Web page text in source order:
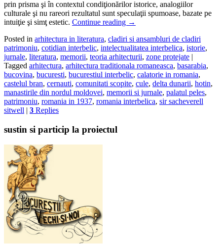
prin prisma şi în contextul condiţionărilor istorice, analogiilor
culturale şi nu rareori rezultatul sunt speculaţii spumoase, bazate pe
intuiţie şi simţ estetic. Continue reading →
Posted in arhitectura in literatura, cladiri si ansambluri de cladiri
patrimoniu, cotidian interbelic, intelectualitatea interbelica, istorie,
jurnale, literatura, memorii, teoria arhitecturii, zone protejate |
Tagged arhitectura, arhitectura traditionala romaneasca, basarabia,
bucovina, bucuresti, bucurestiul interbelic, calatorie in romania,
castelul bran, cernauti, comunitati scopite, cule, delta dunarii, hotin,
manastirile din nordul moldovei, memorii si jurnale, palatul peles,
patrimoniu, romania in 1937, romania interbelica, sir sacheverell
sitwell | 3 Replies
sustin si particip la proiectul